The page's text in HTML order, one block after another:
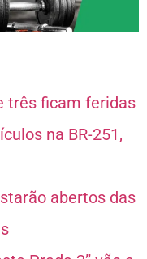
três ficam feridas
na BR-251,
abertos das